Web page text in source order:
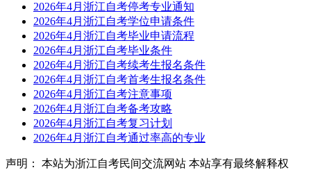
2026年4月浙江自考停考专业通知
2026年4月浙江自考学位申请条件
2026年4月浙江自考毕业申请流程
2026年4月浙江自考毕业条件
2026年4月浙江自考续考生报名条件
2026年4月浙江自考首考生报名条件
2026年4月浙江自考注意事项
2026年4月浙江自考备考攻略
2026年4月浙江自考复习计划
2026年4月浙江自考通过率高的专业
声明： 本站为浙江自考民间交流网站 本站享有最终解释权